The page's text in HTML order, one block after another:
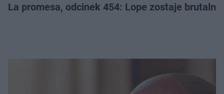
La promesa, odcinek 454: Lope zostaje